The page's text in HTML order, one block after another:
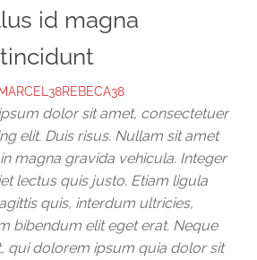
id magna
dolor sit amet, consectetuer
elit. Duis risus. Nullam sit amet
magna gravida vehicula. Integer
lectus quis justo. Etiam ligula
quis, interdum ultricies,
bibendum elit eget erat. Neque
qui dolorem ipsum quia dolor sit